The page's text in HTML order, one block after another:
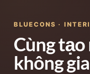
BLUECONS ·
Cùng
không